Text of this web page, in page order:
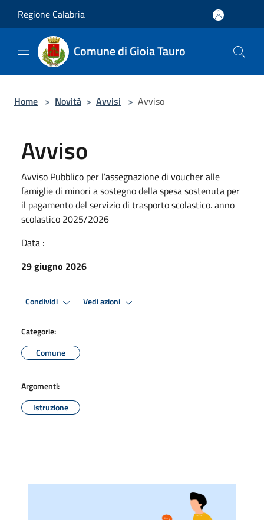
Regione Calabria
Comune di Gioia Tauro
Home > Novità > Avvisi > Avviso
Avviso
Avviso Pubblico per l’assegnazione di voucher alle
famiglie di minori a sostegno della spesa sostenuta per
il pagamento del servizio di trasporto scolastico. anno
scolastico 2025/2026
Data :
29 giugno 2026
Condividi Vedi azioni
Categorie:
Comune
Argomenti:
Istruzione